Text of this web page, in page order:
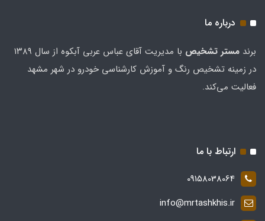
درباره ما
برند مستر تشخيص
با مدیریت آقای عباس عربی آبکوه از سال ۱۳۸۹
در زمینه تشخیص رنگ و آموزش کارشناسی خودرو در شهر مشهد
فعالیت می‌کند.
ارتباط با ما
09158038064
info@mrtashkhis.ir